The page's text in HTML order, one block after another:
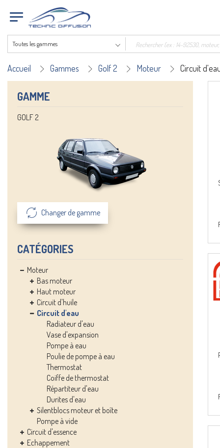
Toutes les gammes
Accueil Gammes Golf 2 Moteur Circuit
GAMME
GOLF 2
Changer de gamme
CATÉGORIES
Moteur
Bas moteur
Haut moteur
Circuit d'huile
Circuit d'eau
Radiateur d'eau
Vase d'expansion
Pompe à eau
Poulie de pompe à eau
Thermostat
Coiffe de thermostat
Répartiteur d'eau
Durites d'eau
Silentblocs moteur et boîte
Pompe à vide
Circuit d'essence
Echappement